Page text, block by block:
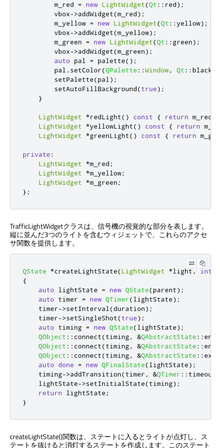
        m_red
= new LightWidget(Qt :: red);
        vbox
->addWidget(m_red);
        m_yellow
= new LightWidget(Qt ::yellow);
        vbox
->addWidget(m_yellow);
        m_green
= new LightWidget(Qt :: green);
        vbox
->addWidget(m_green);
auto pal = palette();
        pal
. setColor(QPalette ::Window, Qt :: black
        setPalette
(pal );
        setAutoFillBackground
(true);
}
LightWidget *redLight() const { return m_red
LightWidget
*yellowLight() const { return
LightWidget
*greenLight() const { return
private :
LightWidget
*m_red ;
LightWidget
*m_yellow;
LightWidget
*m_green ;
};
TrafficLightWidgetクラスは、信号機の視覚的な部分を表します。
縦に並んだ3つのライトを含むウィジェットで、これらのアクセ
サ関数を提供します。
QState *createLightState(LightWidget *light , int
{
auto lightState = new QState(parent);
auto timer = new QTimer(lightState);
    timer
->setInterval (duration);
    timer
->setSingleShot(true);
auto timing = new QState(lightState);
QObject :: connect(timing, &QAbstractState ::
QObject :: connect(timing, &QAbstractState ::
QObject :: connect(timing, &QAbstractState ::
auto
done = new QFinalState(lightState);
    timing
->addTransition(timer , &QTimer :: timeout
    lightState
->setInitialState(timing);
return lightState ;
}
createLightState()関数は、ステートに入るとライトが点灯し、ス
テートを抜けると消灯するステートを作成します。このステート